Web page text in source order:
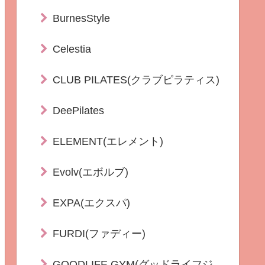
BurnesStyle
Celestia
CLUB PILATES(クラブピラティス)
DeePilates
ELEMENT(エレメント)
Evolv(エボルブ)
EXPA(エクスパ)
FURDI(ファディー)